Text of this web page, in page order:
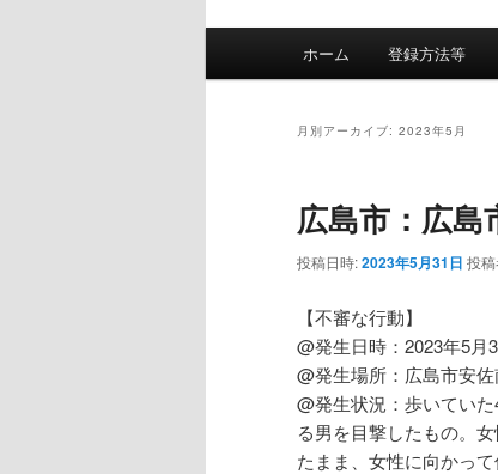
ホーム 登録方法等
月別アーカイブ: 2023年5月
広島市：広島
投稿日時:2023年5月31日 投
【不審な行動】
@発生日時：2023年5月
@発生場所：広島市安
@発生状況：歩いてい
る男を目撃したもの。
たまま、女性に向かっ